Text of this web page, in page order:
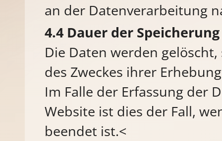
an der Datenverarbeitung
Dauer der Speicherung
Die Daten werden
des Zweckes ihrer
Im Falle der Erfassung der
Website ist dies der Fall,
beendet ist.<